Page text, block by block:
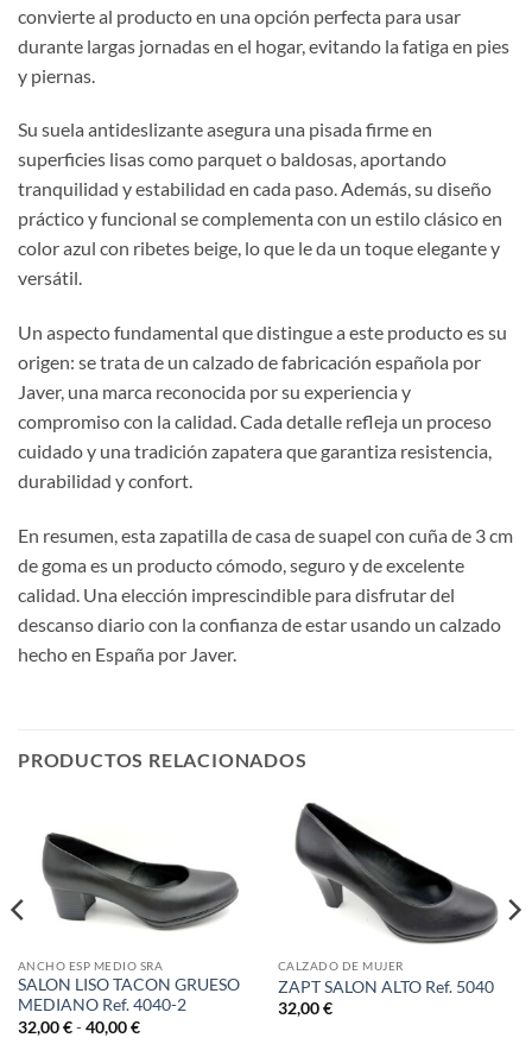
convierte al producto en una opción perfecta para usar
durante largas jornadas en el hogar, evitando la fatiga en pies
y piernas.
Su suela antideslizante asegura una pisada firme en
superficies lisas como parquet o baldosas, aportando
tranquilidad y estabilidad en cada paso. Además, su diseño
práctico y funcional se complementa con un estilo clásico en
color azul con ribetes beige, lo que le da un toque elegante y
versátil.
Un aspecto fundamental que distingue a este producto es su
origen: se trata de un calzado de fabricación española por
Javer, una marca reconocida por su experiencia y
compromiso con la calidad. Cada detalle refleja un proceso
cuidado y una tradición zapatera que garantiza resistencia,
durabilidad y confort.
En resumen, esta zapatilla de casa de suapel con cuña de 3 cm
de goma es un producto cómodo, seguro y de excelente
calidad. Una elección imprescindible para disfrutar del
descanso diario con la confianza de estar usando un calzado
hecho en España por Javer.
PRODUCTOS RELACIONADOS
ANCHO ESP MEDIO SRA
SALON LISO TACON GRUESO
MEDIANO Ref. 4040-2
32,00€ - 40,00€Rango
CALZADO DE MUJER
ZAPT SALON ALTO Ref. 5040
32,00€